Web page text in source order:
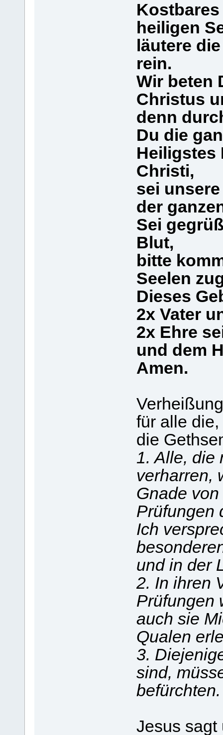
heiligen
läutere
rein.
Wir beten
Christus
denn
Du die
Heiligstes
Christi,
sei
der
Sei
Blut,
bitte
Seelen
Dieses
2x Vater
2x Ehre
und dem
Amen.
für alle
die
1. Alle, die
verharren,
Gnade
Prüfungen
Ich
und in der
2. In ihren
Prüfungen
auch sie
Qualen
3.
sind,
befürchten.
Jesus sagt